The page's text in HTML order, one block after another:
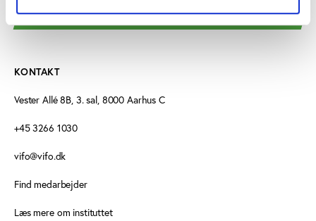
KONTAKT
Vester Allé 8B, 3. sal, 8000 Aarhus C
+45 3266 1030
vifo@vifo.dk
Find medarbejder
Læs mere om instituttet